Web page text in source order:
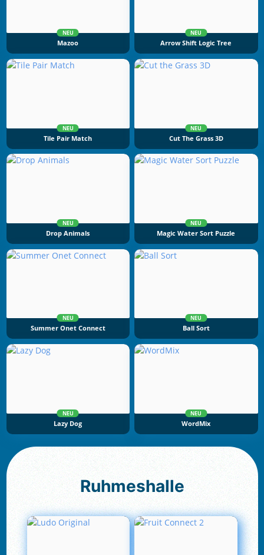
NEU
Mazoo
NEU
Arrow Shift Logic Tree
NEU
Tile Pair Match
NEU
Cut The Grass 3D
NEU
Drop Animals
NEU
Magic Water Sort Puzzle
NEU
Summer Onet Connect
NEU
Ball Sort
NEU
Lazy Dog
NEU
WordMix
Ruhmeshalle